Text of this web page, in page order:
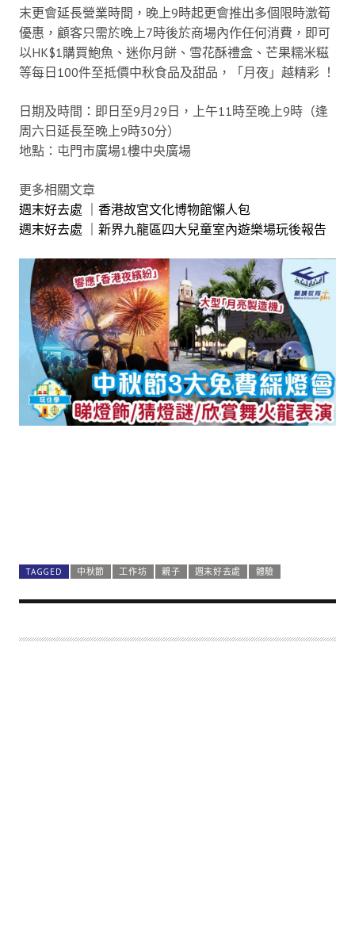
末更會延長營業時間，晚上9時起更會推出多個限時激筍
優惠，顧客只需於晚上7時後於商場內作任何消費，即可
以HK$1購買鮑魚、迷你月餅、雪花酥禮盒、芒果糯米糍
等每日100件至抵價中秋食品及甜品，「月夜」越精彩 ！
日期及時間：即日至9月29日，上午11時至晚上9時（逢
周六日延長至晚上9時30分）
地點：屯門市廣場1樓中央廣場
更多相關文章
週末好去處 ｜香港故宮文化博物館懶人包
週末好去處 ｜新界九龍區四大兒童室內遊樂場玩後報告
TAGGED 中秋節 工作坊 親子 週末好去處 體驗